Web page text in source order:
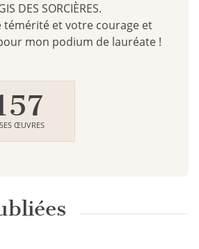
DES SORCIÈRES.
témérité et votre courage et
mon podium de lauréate !
ŒUVRES